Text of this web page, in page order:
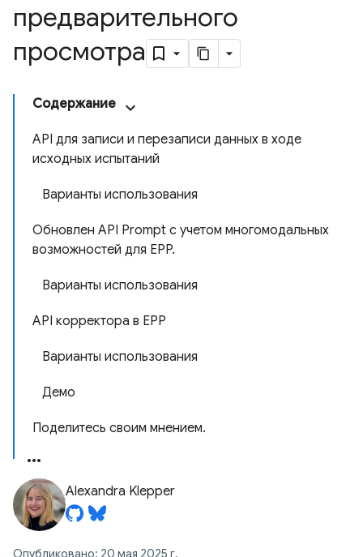
предварительного
просмотра
Содержание
API для записи и перезаписи данных в ходе
исходных испытаний
Варианты использования
Обновлен API Prompt с учетом многомодальных
возможностей для EPP.
Варианты использования
API корректора в EPP
Варианты использования
Демо
Поделитесь своим мнением.
Alexandra Klepper
Опубликовано: 20 мая 2025 г.